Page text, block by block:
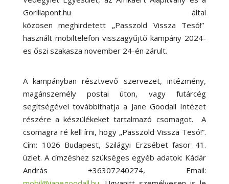
Gorillapont.hu által
közösen meghirdetett „Passzold Vissza Tesó!”
használt mobiltelefon visszagyűjtő kampány 2024-
es őszi szakasza november 24-én zárult.
A kampányban résztvevő szervezet, intézmény,
magánszemély postai úton, vagy futárcég
segítségével továbbíthatja a Jane Goodall Intézet
részére a készülékeket tartalmazó csomagot. A
csomagra ré kell írni, hogy „Passzold Vissza Tesó!”.
Cím: 1026 Budapest, Szilágyi Erzsébet fasor 41.
üzlet. A címzéshez szükséges egyéb adatok: Kádár
András +36307240274, Email: